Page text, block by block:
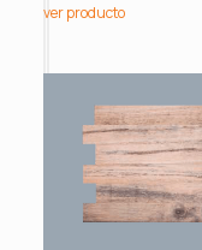
ver producto